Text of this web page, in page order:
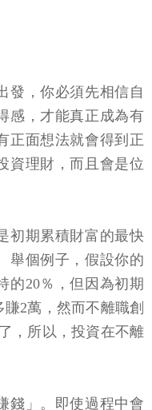
發，你必須先相信自
感，才能真正成為有
正面想法就會得到正
資理財，而且會是位
初期累積財富的最快
舉個例子，假設你的
的20％，但因為初期
2萬，然而不離職創
，所以，投資在不離
錢」。即使過程中會